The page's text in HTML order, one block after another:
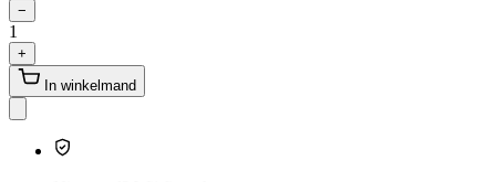
−
1
+
In winkelmand